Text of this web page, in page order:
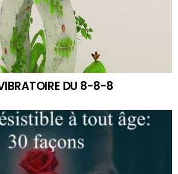
DU 8-8-8